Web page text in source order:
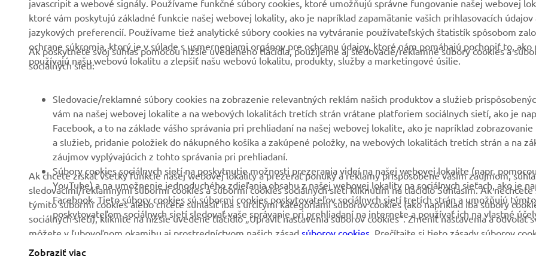
Podujatia
Tlač
Katalóg
Staňte sa predajcom
Zásady týkajúce sa
ľudských práv
Základné zásady
udržateľnosti
Kanál pre oznamovateľov
Prví respondenti
Súprava autoškoly
Partnerstvá
Technické informácie pre
nezávislých predajcov
Yamalube Safety Data
Sheets
Yamaha Racing
Yamaha Motor Global
Mobilné aplikácie
Nájsť predajcu
Nakladaní s použitými
batériami
Slovakia (Slovak)
javascripit a webové signály. Používame funkčné súbory cookies, ktoré umožňujú správne fungovanie našej webovej
ktoré vám poskytujú základné funkcie našej webovej lokality, ako je napríklad zapamätanie vašich prihlasovacích údajov
jazykových preferencií. Používame tiež analytické súbory cookies na vytváranie používateľských štatistík spôsobom
ochrane súkromia, ktorý je v súlade s usmerneniami orgánov pre ochranu údajov, ktoré nám pomáhajú pochopiť to, ako
používajú našu webovú lokalitu a zlepšiť našu webovú lokalitu, produkty, služby a marketingové úsilie.
Ak poskytnete svoj súhlas pomocou nižšie uvedeného tlačidla, použijeme aj sledovacie/reklamné súbory cookies a
sociálnych sietí:
Sledovacie/reklamné súbory cookies na zobrazenie relevantných reklám našich produktov a služieb
vám na našej webovej lokalite a na webových lokalitách tretích strán vrátane platforiem sociálnych sietí, ako je
Facebook, a to na základe vášho správania pri prehliadaní na našej webovej lokalite, ako je napríklad
a služieb, pridanie položiek do nákupného košíka a zakúpené položky, na webových lokalitách tretích strán a na
záujmov vyplývajúcich z tohto správania pri prehliadaní.
Súbory cookies sociálnych sietí na poskytnutie možnosti prezerania videí na našej webovej lokalite (napr.
YouTube) a na umožnenie jednoduchého zdieľania obsahu z našej webovej lokality na sociálnych sieťach, ako je
Facebook. Tieto súbory cookies sú súbormi cookies poskytovateľov sociálnych sietí tretích strán a umožňujú týmto
poskytovateľom sociálnych sietí sledovať vaše správanie pri prehliadaní na internete a používať ich na vlastné
Ak chcete získať všetky funkcie našej webovej lokality a prezerať ponuky a reklamy prispôsobené vašim záujmom,
sledovacími/reklamnými súbormi cookies a súbormi cookies sociálnych sietí kliknutím na tlačidlo Súhlasím. Ak nechcete
týmito súbormi cookies alebo chcete súhlasiť iba s určitými kategóriami súborov cookies (ako napríklad iba súbory
sociálnych sietí), kliknite na nižšie uvedené tlačidlo „Upraviť nastavenia súborov cookies“. Zmeniť nastavenia a odvolať
môžete v ľubovoľnom okamihu aj prostredníctvom našich zásad súborov cookies . Prečítajte si tieto zásady súborov
sa dozvedeli viac o nami používaných súboroch cookies a o tom, ako ich používame.
Zobraziť viac